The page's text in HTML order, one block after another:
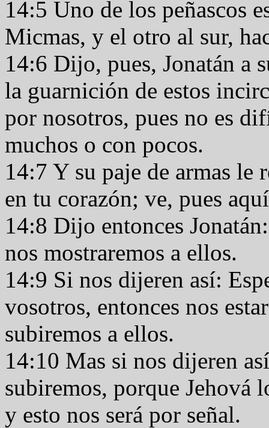
14:5 Uno de los peñascos
Micmas, y el otro al sur,
14:6 Dijo, pues, Jonatán a
la guarnición de estos
por nosotros, pues no es
muchos o con pocos.
14:7 Y su paje de armas le
en tu corazón; ve, pues
14:8 Dijo entonces
nos mostraremos a ellos.
14:9 Si nos dijeren así:
vosotros, entonces nos
subiremos a ellos.
14:10 Mas si nos dijeren
subiremos, porque Jehová
y esto nos será por señal.